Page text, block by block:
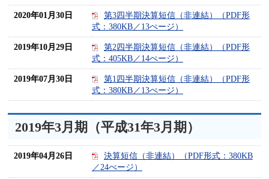
2020年01月30日
第3四半期決算短信（非連結）（PDF形
式：380KB／13ぺージ）
2019年10月29日
第2四半期決算短信（非連結）（PDF形
式：405KB／14ぺージ）
2019年07月30日
第1四半期決算短信（非連結）（PDF形
式：380KB／13ぺージ）
2019年3月期（平成31年3月期）
2019年04月26日
決算短信（非連結）（PDF形式：380KB
／24ぺージ）